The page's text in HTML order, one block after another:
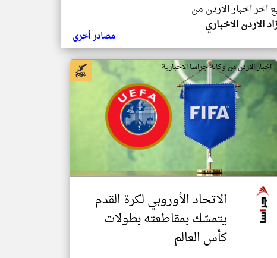
اخر اخبار الاردن من
الاردن الاخباري
مصادر أخرى
اخبار الاردن من وكالة جراسا الاخبارية
الاتحاد الأوروبي لكرة القدم
يتمسّك بمقاطعته بطولات
كأس العالم